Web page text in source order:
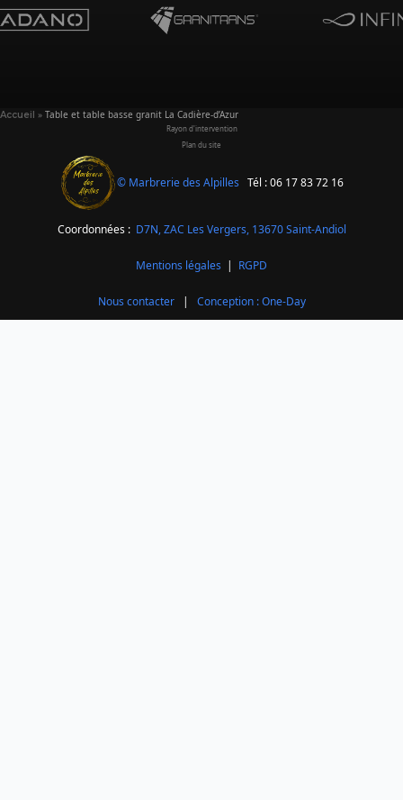
Accueil » Table et table basse granit La Cadière-d’Azur
Rayon d'intervention
Plan du site
© Marbrerie des Alpilles Tél : 06 17 83 72 16
Coordonnées : D7N, ZAC Les Vergers, 13670 Saint-Andiol
Mentions légales | RGPD
Nous contacter| Conception : One-Day